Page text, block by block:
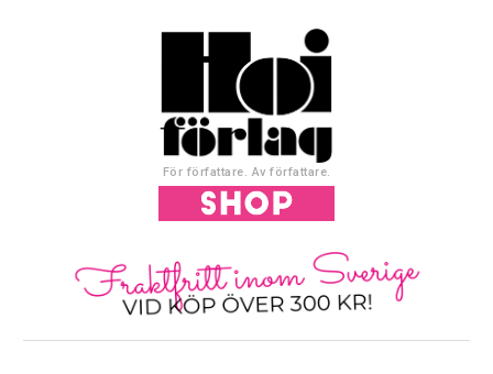
För författare. Av författare.